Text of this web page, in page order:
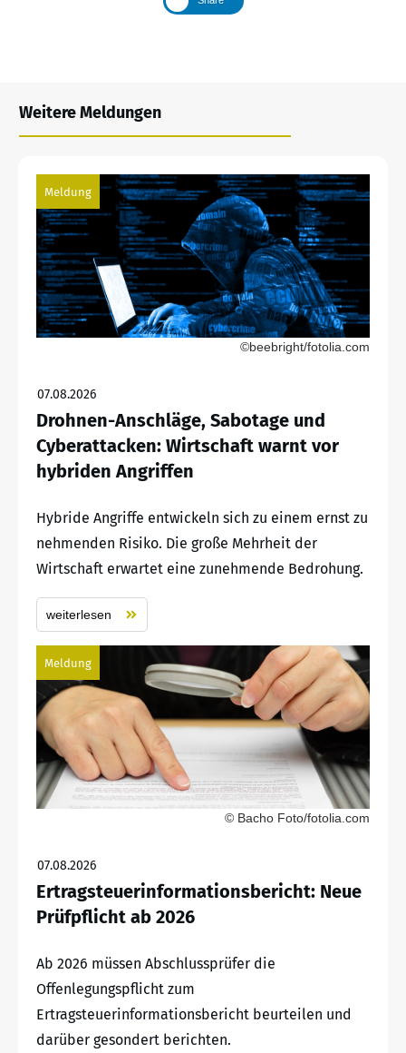
Weitere Meldungen
Meldung
©beebright/fotolia.com
07.08.2026
Drohnen-Anschläge, Sabotage und
Cyberattacken: Wirtschaft warnt vor
hybriden Angriffen
Hybride Angriffe entwickeln sich zu einem ernst zu
nehmenden Risiko. Die große Mehrheit der
Wirtschaft erwartet eine zunehmende Bedrohung.
weiterlesen
Meldung
© Bacho Foto/fotolia.com
07.08.2026
Ertragsteuerinformationsbericht: Neue
Prüfpflicht ab 2026
Ab 2026 müssen Abschlussprüfer die
Offenlegungspflicht zum
Ertragsteuerinformationsbericht beurteilen und
darüber gesondert berichten.